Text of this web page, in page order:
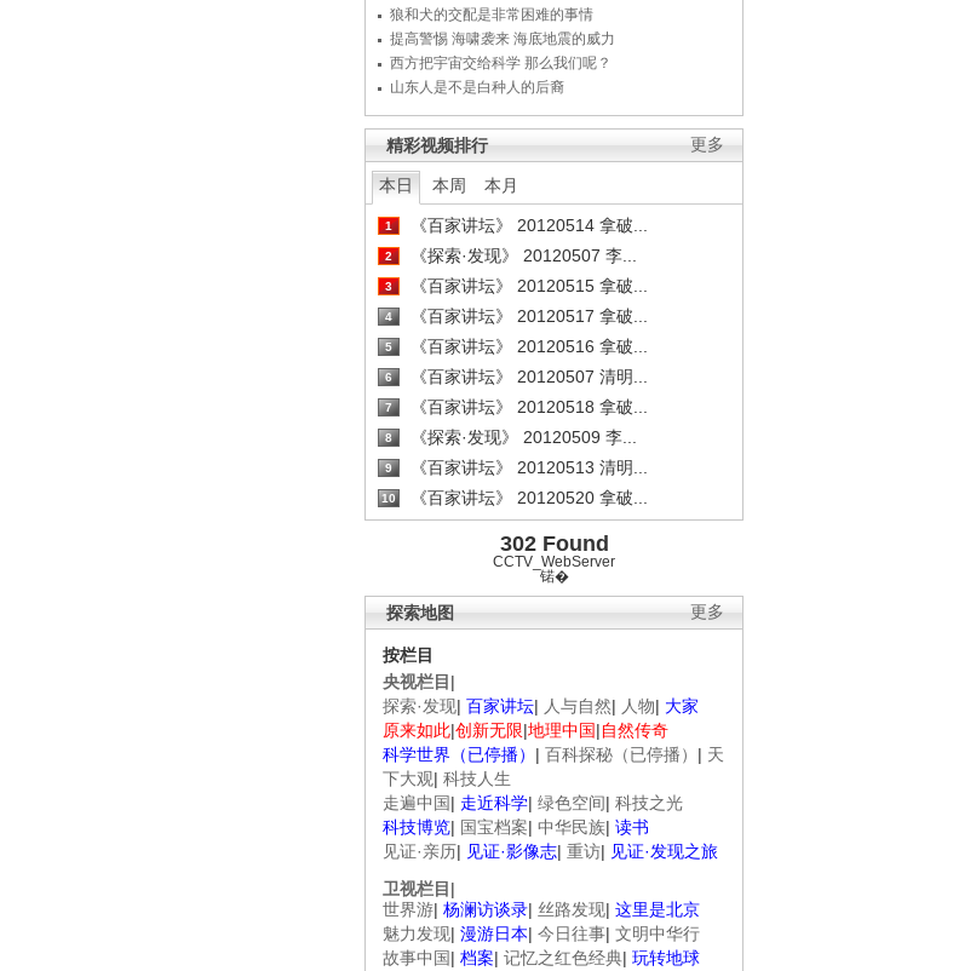
狼和犬的交配是非常困难的事情
提高警惕 海啸袭来 海底地震的威力
西方把宇宙交给科学 那么我们呢？
山东人是不是白种人的后裔
更多
精彩视频排行
本日 本周 本月
1 《百家讲坛》 20120514 拿破...
2 《探索·发现》 20120507 李...
3 《百家讲坛》 20120515 拿破...
4 《百家讲坛》 20120517 拿破...
5 《百家讲坛》 20120516 拿破...
6 《百家讲坛》 20120507 清明...
7 《百家讲坛》 20120518 拿破...
8 《探索·发现》 20120509 李...
9 《百家讲坛》 20120513 清明...
10 《百家讲坛》 20120520 拿破...
302 Found
CCTV_WebServer
锘�
更多
探索地图
按栏目
央视栏目 |
探索·发现| 百家讲坛| 人与自然| 人物| 大家
原来如此|创新无限|地理中国|自然传奇
科学世界（已停播） | 百科探秘（已停播） | 天
下大观| 科技人生
走遍中国| 走近科学| 绿色空间| 科技之光
科技博览| 国宝档案| 中华民族| 读书
见证·亲历| 见证·影像志| 重访| 见证·发现之旅
卫视栏目 |
世界游| 杨澜访谈录| 丝路发现| 这里是北京
魅力发现| 漫游日本| 今日往事| 文明中华行
故事中国| 档案| 记忆之红色经典| 玩转地球